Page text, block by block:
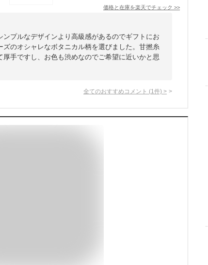
価格と在庫を楽天でチェック >>
プルなデザインより高級感があるのでギフトにお
のオシャレなボタニカル柄を選びました。甘撚糸
手ですし、お色も渋めなのでご希望に近いかと思
全てのおすすめコメント (1 件) >